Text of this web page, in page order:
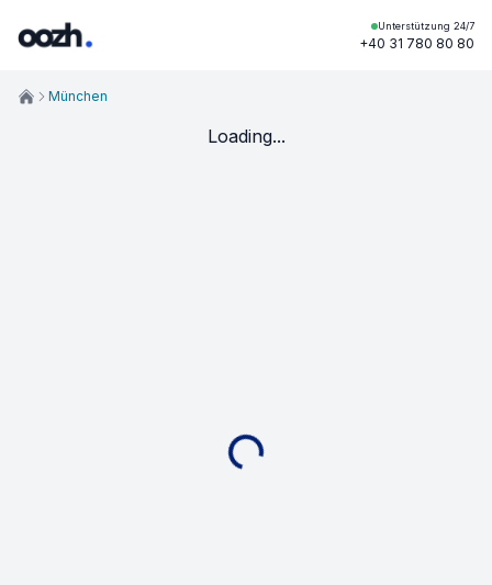
Unterstützung 24/7
+40 31 780 80 80
München
Loading...